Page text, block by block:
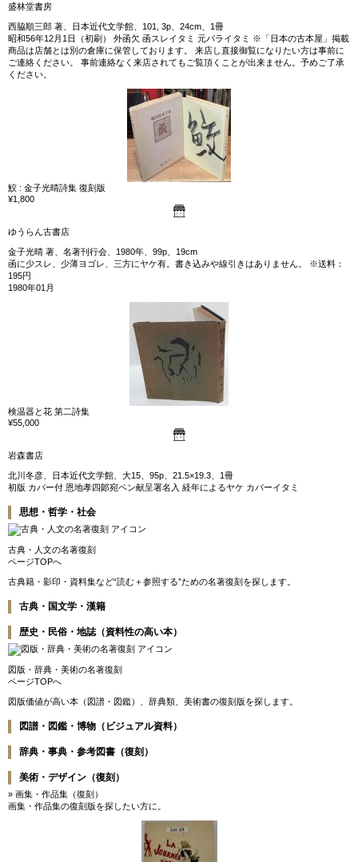
盛林堂書房
西脇順三郎 著、日本近代文学館、101, 3p、24cm、1冊
昭和56年12月1日（初刷） 外函欠 函スレイタミ 元パライタミ ※「日本の古本屋」掲載
商品は店舗とは別の倉庫に保管しております。 来店し直接御覧になりたい方は事前に
ご連絡ください。 事前連絡なく来店されてもご覧頂くことが出来ません。予めご了承
ください。
鮫 : 金子光晴詩集 復刻版
¥1,800
ゆうらん古書店
金子光晴 著、名著刊行会、1980年、99p、19cm
函に少スレ、少薄ヨゴレ、三方にヤケ有。書き込みや線引きはありません。 ※送料：
195円
1980年01月
検温器と花 第二詩集
¥55,000
岩森書店
北川冬彦、日本近代文学館、大15、95p、21.5×19.3、1冊
初版 カバー付 恩地孝四郞宛ペン献呈署名入 経年によるヤケ カバーイタミ
思想・哲学・社会
古典・人文の名著復刻
ページTOPへ
古典籍・影印・資料集など“読む＋参照する”ための名著復刻を探します。
古典・国文学・漢籍
歴史・民俗・地誌（資料性の高い本）
図版・辞典・美術の名著復刻
ページTOPへ
図版価値が高い本（図譜・図鑑）、辞典類、美術書の復刻版を探します。
図譜・図鑑・博物（ビジュアル資料）
辞典・事典・参考図書（復刻）
美術・デザイン（復刻）
» 画集・作品集（復刻）
画集・作品集の復刻版を探したい方に。